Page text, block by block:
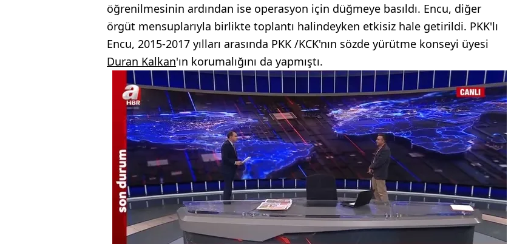
öğrenilmesinin ardından ise operasyon için düğmeye basıldı. Encu, diğer
örgüt mensuplarıyla birlikte toplantı halindeyken etkisiz hale getirildi. PKK'lı
Encu, 2015-2017 yılları arasında PKK /KCK'nın sözde yürütme konseyi üyesi
Duran Kalkan'ın korumalığını da yapmıştı.